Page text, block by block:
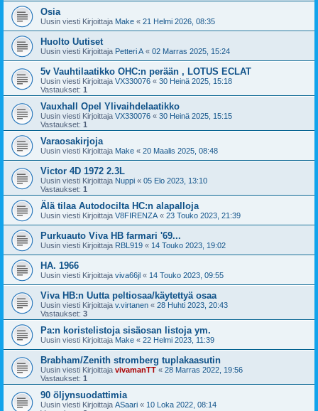
Osia
Uusin viesti Kirjoittaja Make « 21 Helmi 2026, 08:35
Huolto Uutiset
Uusin viesti Kirjoittaja Petteri A « 02 Marras 2025, 15:24
5v Vauhtilaatikko OHC:n perään , LOTUS ECLAT
Uusin viesti Kirjoittaja VX330076 « 30 Heinä 2025, 15:18
Vastaukset: 1
Vauxhall Opel Ylivaihdelaatikko
Uusin viesti Kirjoittaja VX330076 « 30 Heinä 2025, 15:15
Vastaukset: 1
Varaosakirjoja
Uusin viesti Kirjoittaja Make « 20 Maalis 2025, 08:48
Victor 4D 1972 2.3L
Uusin viesti Kirjoittaja Nuppi « 05 Elo 2023, 13:10
Vastaukset: 1
Älä tilaa Autodocilta HC:n alapalloja
Uusin viesti Kirjoittaja V8FIRENZA « 23 Touko 2023, 21:39
Purkuauto Viva HB farmari '69...
Uusin viesti Kirjoittaja RBL919 « 14 Touko 2023, 19:02
HA. 1966
Uusin viesti Kirjoittaja viva66jl « 14 Touko 2023, 09:55
Viva HB:n Uutta peltiosaa/käytettyä osaa
Uusin viesti Kirjoittaja v.virtanen « 28 Huhti 2023, 20:43
Vastaukset: 3
Pa:n koristelistoja sisäosan listoja ym.
Uusin viesti Kirjoittaja Make « 22 Helmi 2023, 11:39
Brabham/Zenith stromberg tuplakaasutin
Uusin viesti Kirjoittaja vivamanTT « 28 Marras 2022, 19:56
Vastaukset: 1
90 öljynsuodattimia
Uusin viesti Kirjoittaja ASaari « 10 Loka 2022, 08:14